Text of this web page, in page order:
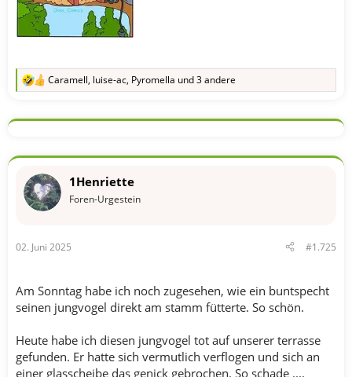
R
k
o
e
n
Caramell, luise-ac, Pyromella und 3 andere
1Henriette
Foren-Urgestein
02. Juni 2025 #1.725
Am Sonntag habe ich noch zugesehen, wie ein buntspecht
seinen jungvogel direkt am stamm fütterte. So schön.
Heute habe ich diesen jungvogel tot auf unserer terrasse
gefunden. Er hatte sich vermutlich verflogen und sich an
einer glasscheibe das genick gebrochen. So schade ....